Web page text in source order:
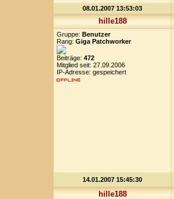
08.01.2007 13:53:03
hille188
Gruppe: Benutzer
Rang: Giga Patchworker
Beiträge: 472
Mitglied seit: 27.09.2006
IP-Adresse: gespeichert
14.01.2007 15:45:30
hille188